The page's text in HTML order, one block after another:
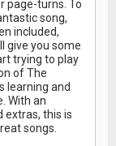
page-turns. To
song,
included,
give you some
trying to play
of The
learning and
With an
extras, this is
songs.